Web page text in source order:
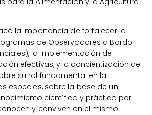
la importancia de fortalecer la
de Observadores a Bordo
la implementación de
efectivas, y la concientización de
su rol fundamental en la
especies, sobre la base de un
científico y práctico por
y conviven en el mismo